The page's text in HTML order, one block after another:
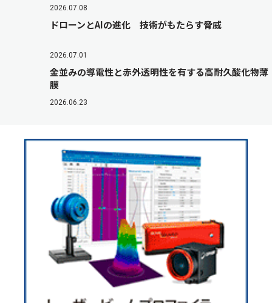
2026.07.08
ドローンとAIの進化 技術がもたらす脅威
2026.07.01
金並みの導電性と赤外透明性を有する高耐久酸化物薄
膜
2026.06.23